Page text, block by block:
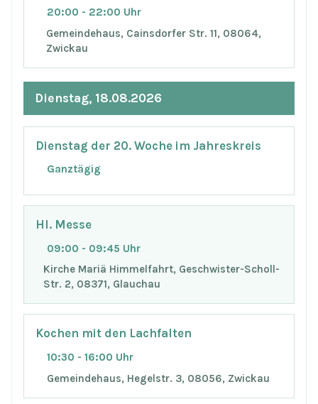
20:00 - 22:00 Uhr
Gemeindehaus, Cainsdorfer Str. 11, 08064,
Zwickau
Dienstag, 18.08.2026
Dienstag der 20. Woche im Jahreskreis
Ganztägig
Hl. Messe
09:00 - 09:45 Uhr
Kirche Mariä Himmelfahrt, Geschwister-Scholl-
Str. 2, 08371, Glauchau
Kochen mit den Lachfalten
10:30 - 16:00 Uhr
Gemeindehaus, Hegelstr. 3, 08056, Zwickau